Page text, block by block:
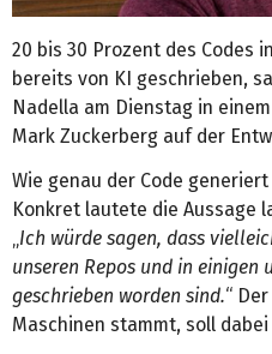
20 bis 30 Prozent des Codes
bereits von KI geschrieben,
Nadella am Dienstag in
Mark Zuckerberg auf der
Wie genau der Code
Konkret lautete die Aussage
Ich würde sagen, dass
unseren Repos und in einigen
geschrieben worden sind.“
Maschinen stammt, soll